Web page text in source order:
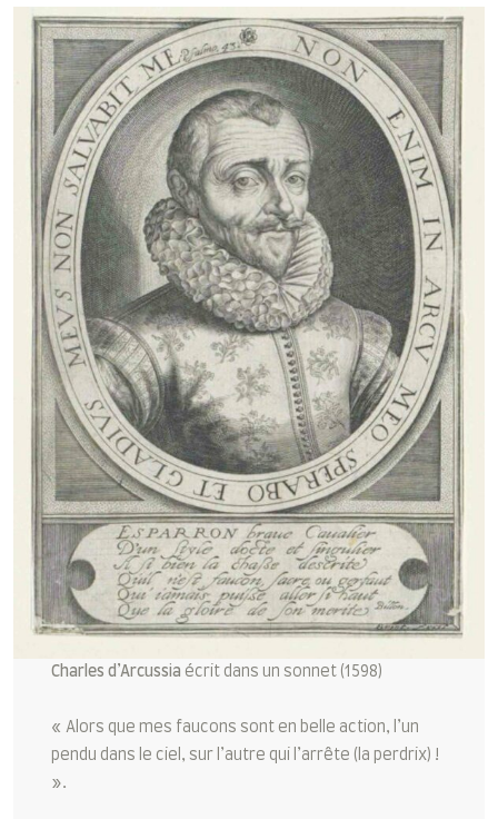
Charles d’Arcussia écrit dans un sonnet (1598)
« Alors que mes faucons sont en belle action, l’un
pendu dans le ciel, sur l’autre qui l’arrête (la perdrix) !
».